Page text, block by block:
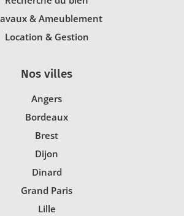
& Ameublement
Location & Gestion
Nos villes
Angers
Bordeaux
Brest
Dijon
Dinard
Grand Paris
Lille